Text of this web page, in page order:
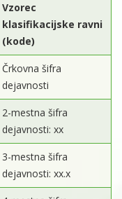
Vzorec
klasifikacijske ravni
(kode)
Črkovna šifra
dejavnosti
2-mestna šifra
dejavnosti: xx
3-mestna šifra
dejavnosti: xx.x